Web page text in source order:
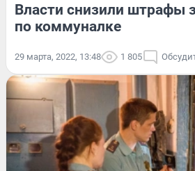
Власти снизили штрафы
по коммуналке
29 марта, 2022, 13:48 1 805